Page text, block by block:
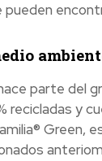
parte del
recicladas y
Green,